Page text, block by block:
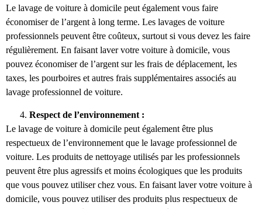
Le lavage de voiture à domicile peut également vous faire
économiser de l’argent à long terme. Les lavages de voiture
professionnels peuvent être coûteux, surtout si vous devez les faire
régulièrement. En faisant laver votre voiture à domicile, vous
pouvez économiser de l’argent sur les frais de déplacement, les
taxes, les pourboires et autres frais supplémentaires associés au
lavage professionnel de voiture.
Respect de l’environnement :
Le lavage de voiture à domicile peut également être plus
respectueux de l’environnement que le lavage professionnel de
voiture. Les produits de nettoyage utilisés par les professionnels
peuvent être plus agressifs et moins écologiques que les produits
que vous pouvez utiliser chez vous. En faisant laver votre voiture à
domicile, vous pouvez utiliser des produits plus respectueux de